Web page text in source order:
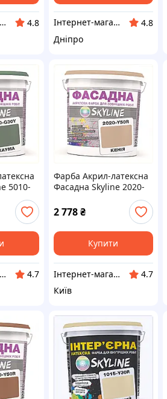
Інтернет-магазин ELEMENT
4.8
Інтернет-магазин ELEMENT
4.8
Дніпро
5010-
Інтернет-магазин ShopNow
4.7
Фарба Акрил-латексна
Фасадна Skyline 2020-
H8K2P06418
2 778₴
Купити
Інтернет-магазин ShopNow
4.7
Київ